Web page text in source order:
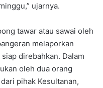
ujarnya.
tawar atau sawai oleh
melaporkan
direbahkan. Dalam
oleh dua orang
pihak Kesultanan,